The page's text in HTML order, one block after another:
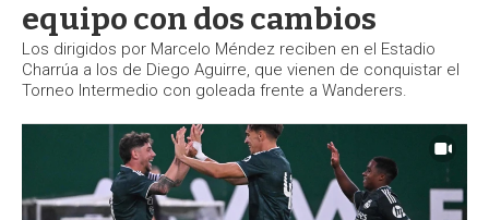
equipo con dos cambios
Los dirigidos por Marcelo Méndez reciben en el Estadio
Charrúa a los de Diego Aguirre, que vienen de conquistar el
Torneo Intermedio con goleada frente a Wanderers.